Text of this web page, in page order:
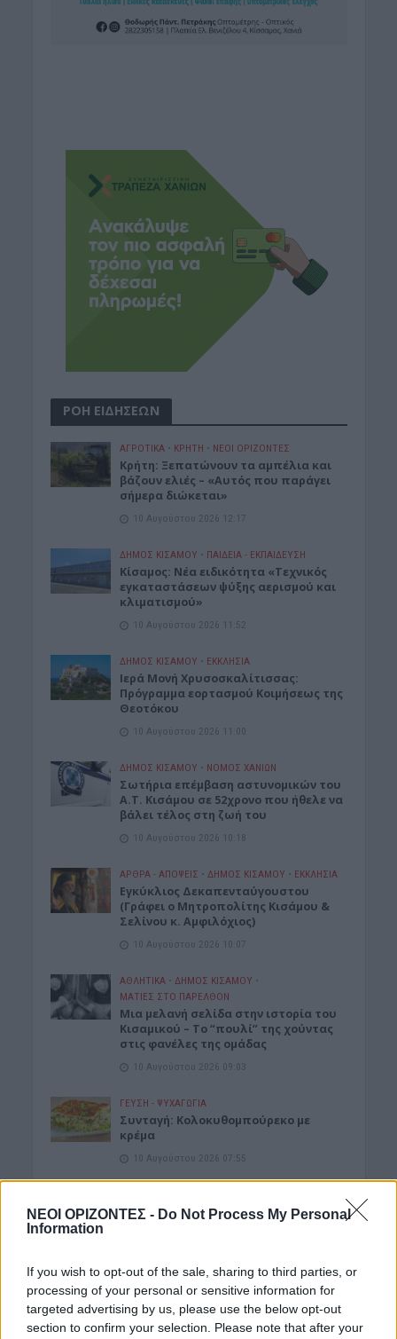
ΝΕΟΙ ΟΡΙΖΟΝΤΕΣ - Do Not Process My Personal
Information
If you wish to opt-out of the sale, sharing to third parties, or
processing of your personal or sensitive information for
targeted advertising by us, please use the below opt-out
section to confirm your selection. Please note that after your
ΡΟΗ ΕΙΔΗΣΕΩΝ
ΑΓΡΟΤΙΚΑ • ΚΡΗΤΗ • ΝΕΟΙ ΟΡΙΖΟΝΤΕΣ
Κρήτη: Ξεπατώνουν τα αμπέλια και
βάζουν ελιές – «Αυτός που παράγει
σήμερα διώκεται»
10 Αυγούστου 2026 12:17
ΔΉΜΟΣ ΚΙΣΆΜΟΥ • ΠΑΙΔΕΙΑ - ΕΚΠΑΙΔΕΥΣΗ
Κίσαμος: Νέα ειδικότητα «Τεχνικός
εγκαταστάσεων ψύξης αερισμού και
κλιματισμού»
10 Αυγούστου 2026 11:52
ΔΉΜΟΣ ΚΙΣΆΜΟΥ • ΕΚΚΛΗΣΙΑ
Ιερά Μονή Χρυσοσκαλίτισσας:
Πρόγραμμα εορτασμού Κοιμήσεως της
Θεοτόκου
10 Αυγούστου 2026 11:00
ΔΉΜΟΣ ΚΙΣΆΜΟΥ • ΝΟΜΌΣ ΧΑΝΊΩΝ
Σωτήρια επέμβαση αστυνομικών του
Α.Τ. Κισάμου σε 52χρονο που ήθελε να
βάλει τέλος στη ζωή του
10 Αυγούστου 2026 10:18
ΑΡΘΡΑ - ΑΠΟΨΕΙΣ • ΔΉΜΟΣ ΚΙΣΆΜΟΥ • ΕΚΚΛΗΣΙΑ
Εγκύκλιος Δεκαπενταύγουστου
(Γράφει ο Μητροπολίτης Κισάμου &
Σελίνου κ. Αμφιλόχιος)
10 Αυγούστου 2026 10:07
ΑΘΛΗΤΙΚΑ • ΔΉΜΟΣ ΚΙΣΆΜΟΥ •
ΜΑΤΙΕΣ ΣΤΟ ΠΑΡΕΛΘΟΝ
Μια μελανή σελίδα στην ιστορία του
Κισαμικού – Το “πουλί” της χούντας
στις φανέλες της ομάδας
10 Αυγούστου 2026 09:03
ΓΕΎΣΗ - ΨΥΧΑΓΩΓΊΑ
Συνταγή: Κολοκυθομπούρεκο με
κρέμα
10 Αυγούστου 2026 07:55
Τα ζώδια της Δευτέρας 10 Αυγούστου
ΓΕΎΣΗ - ΨΥΧΑΓΩΓΊΑ • ΝΟΜΌΣ ΧΑΝΊΩΝ
Χανιά: “Η μικρή Αμελί” στον Δημοτικό
Κινηματογράφο “Κήπος”
10 Αυγούστου 2026 07:48